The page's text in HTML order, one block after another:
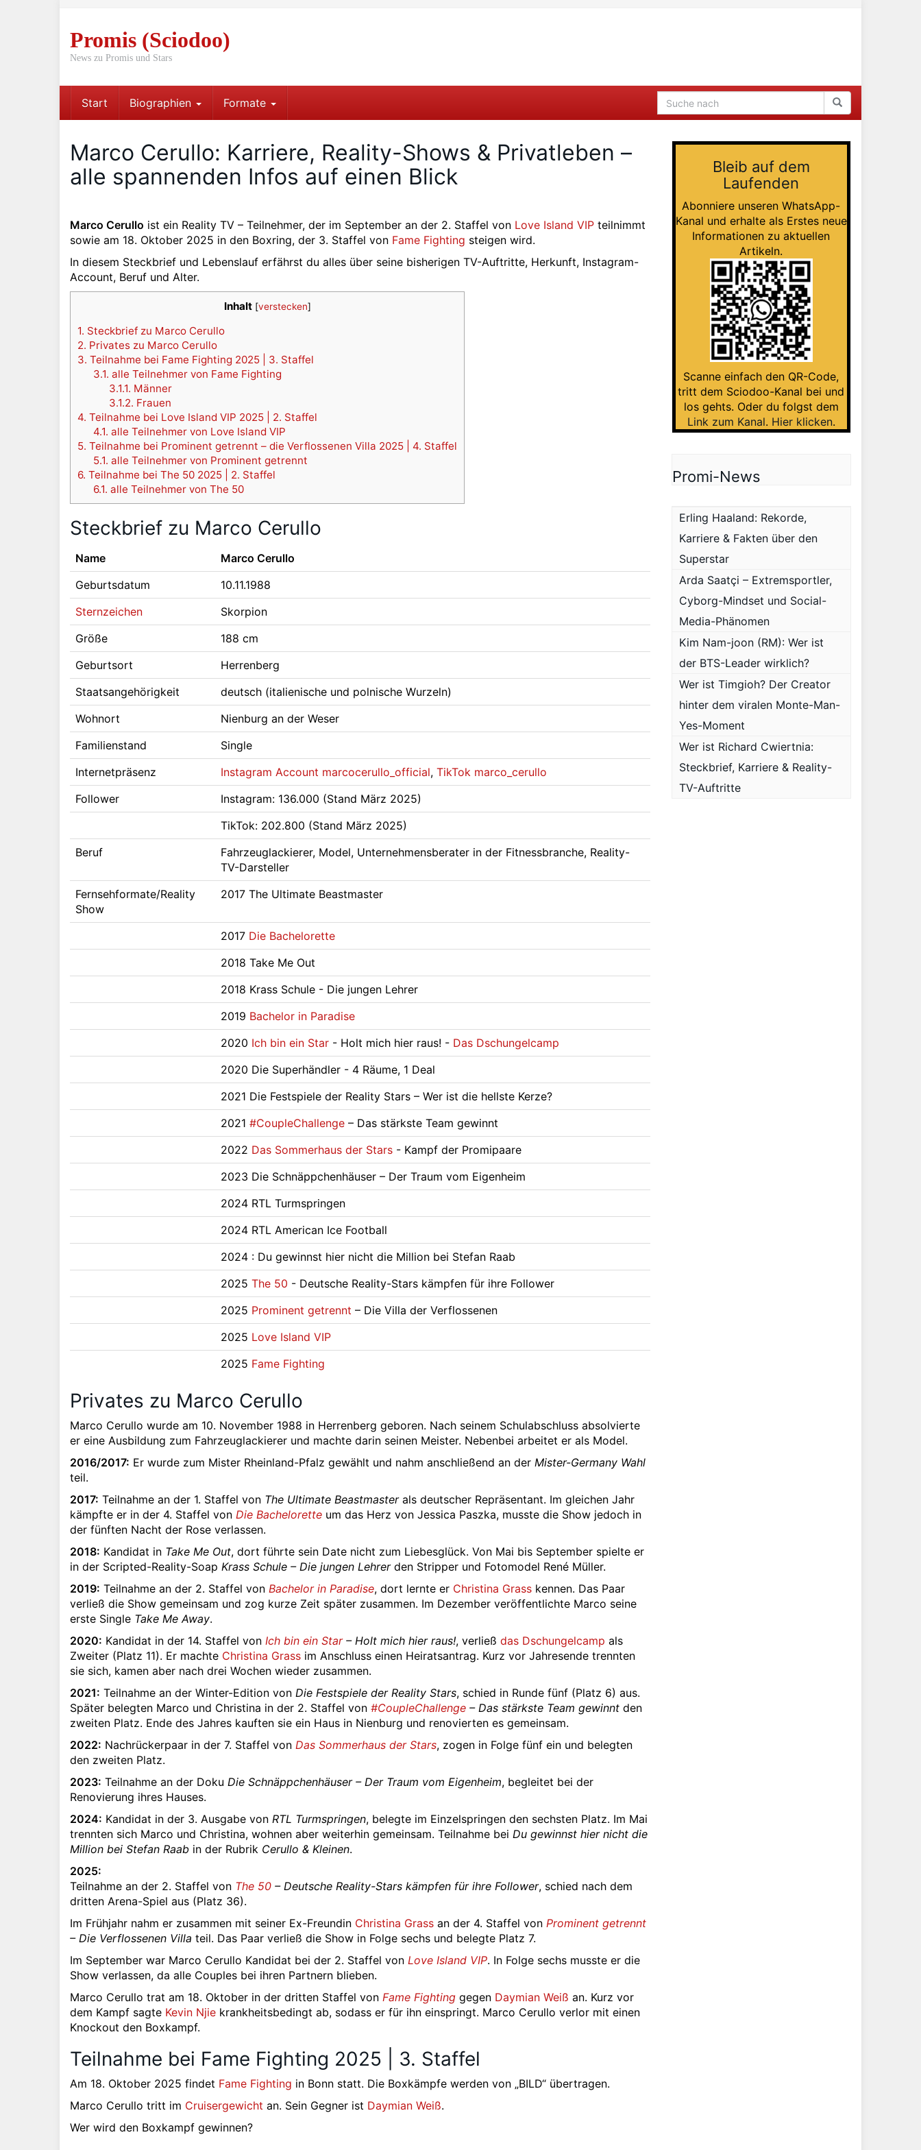
Promis (Sciodoo)
News zu Promis und Stars
Start Biographien Formate
Marco Cerullo: Karriere, Reality-Shows & Privatleben –
alle spannenden Infos auf einen Blick
Marco Cerullo ist ein Reality TV – Teilnehmer, der im September an der 2. Staffel von Love Island VIP teilnimmt
sowie am 18. Oktober 2025 in den Boxring, der 3. Staffel von Fame Fighting steigen wird.
In diesem Steckbrief und Lebenslauf erfährst du alles über seine bisherigen TV-Auftritte, Herkunft, Instagram-
Account, Beruf und Alter.
Inhalt [verstecken]
1. Steckbrief zu Marco Cerullo
2. Privates zu Marco Cerullo
3. Teilnahme bei Fame Fighting 2025 | 3. Staffel
3.1. alle Teilnehmer von Fame Fighting
3.1.1. Männer
3.1.2. Frauen
4. Teilnahme bei Love Island VIP 2025 | 2. Staffel
4.1. alle Teilnehmer von Love Island VIP
5. Teilnahme bei Prominent getrennt – die Verflossenen Villa 2025 | 4. Staffel
5.1. alle Teilnehmer von Prominent getrennt
6. Teilnahme bei The 50 2025 | 2. Staffel
6.1. alle Teilnehmer von The 50
Steckbrief zu Marco Cerullo
Name
Marco Cerullo
Geburtsdatum
10.11.1988
Sternzeichen
Skorpion
Größe
188 cm
Geburtsort
Herrenberg
Staatsangehörigkeit
deutsch (italienische und polnische Wurzeln)
Wohnort
Nienburg an der Weser
Familienstand
Single
Internetpräsenz
Instagram Account marcocerullo_official,TikTok marco_cerullo
Follower
Instagram: 136.000 (Stand März 2025)
TikTok: 202.800 (Stand März 2025)
Beruf
Fahrzeuglackierer, Model, Unternehmensberater in der Fitnessbranche, Reality-
TV-Darsteller
Fernsehformate/Reality
Show
2017 The Ultimate Beastmaster
2017 Die Bachelorette
2018 Take Me Out
2018 Krass Schule - Die jungen Lehrer
2019 Bachelor in Paradise
2020 Ich bin ein Star - Holt mich hier raus! - Das Dschungelcamp
2020 Die Superhändler - 4 Räume, 1 Deal
2021 Die Festspiele der Reality Stars – Wer ist die hellste Kerze?
2021#CoupleChallenge – Das stärkste Team gewinnt
2022 Das Sommerhaus der Stars - Kampf der Promipaare
2023 Die Schnäppchenhäuser – Der Traum vom Eigenheim
2024 RTL Turmspringen
2024 RTL American Ice Football
2024 : Du gewinnst hier nicht die Million bei Stefan Raab
2025The 50 - Deutsche Reality-Stars kämpfen für ihre Follower
2025 Prominent getrennt – Die Villa der Verflossenen
2025 Love Island VIP
2025 Fame Fighting
Privates zu Marco Cerullo
Marco Cerullo wurde am 10. November 1988 in Herrenberg geboren. Nach seinem Schulabschluss absolvierte
er eine Ausbildung zum Fahrzeuglackierer und machte darin seinen Meister. Nebenbei arbeitet er als Model.
2016/2017: Er wurde zum Mister Rheinland-Pfalz gewählt und nahm anschließend an der Mister-Germany Wahl
teil.
2017: Teilnahme an der 1. Staffel von The Ultimate Beastmasterals deutscher Repräsentant. Im gleichen Jahr
kämpfte er in der 4. Staffel von Die Bachelorette um das Herz von Jessica Paszka, musste die Show jedoch in
der fünften Nacht der Rose verlassen.
2018: Kandidat in Take Me Out, dort führte sein Date nicht zum Liebesglück. Von Mai bis September spielte er
in der Scripted-Reality-Soap Krass Schule – Die jungen Lehrerden Stripper und Fotomodel René Müller.
2019: Teilnahme an der 2. Staffel von Bachelor in Paradise, dort lernte er Christina Grass kennen. Das Paar
verließ die Show gemeinsam und zog kurze Zeit später zusammen. Im Dezember veröffentlichte Marco seine
erste Single Take Me Away.
2020: Kandidat in der 14. Staffel von Ich bin ein Star– Holt mich hier raus!, verließ das Dschungelcamp als
Zweiter (Platz 11). Er machte Christina Grass im Anschluss einen Heiratsantrag. Kurz vor Jahresende trennten
sie sich, kamen aber nach drei Wochen wieder zusammen.
2021: Teilnahme an der Winter-Edition von Die Festspiele der Reality Stars, schied in Runde fünf (Platz 6) aus.
Später belegten Marco und Christina in der 2. Staffel von #CoupleChallenge – Das stärkste Team gewinnt den
zweiten Platz. Ende des Jahres kauften sie ein Haus in Nienburg und renovierten es gemeinsam.
2022: Nachrückerpaar in der 7. Staffel von Das Sommerhaus der Stars, zogen in Folge fünf ein und belegten
den zweiten Platz.
2023: Teilnahme an der Doku Die Schnäppchenhäuser – Der Traum vom Eigenheim, begleitet bei der
Renovierung ihres Hauses.
2024: Kandidat in der 3. Ausgabe von RTL Turmspringen, belegte im Einzelspringen den sechsten Platz. Im Mai
trennten sich Marco und Christina, wohnen aber weiterhin gemeinsam. Teilnahme bei Du gewinnst hier nicht die
Million bei Stefan Raab in der Rubrik Cerullo & Kleinen.
2025:
Teilnahme an der 2. Staffel von The 50 – Deutsche Reality-Stars kämpfen für ihre Follower, schied nach dem
dritten Arena-Spiel aus (Platz 36).
Im Frühjahr nahm er zusammen mit seiner Ex-Freundin Christina Grass an der 4. Staffel von Prominent getrennt
– Die Verflossenen Villa teil. Das Paar verließ die Show in Folge sechs und belegte Platz 7.
Im September war Marco Cerullo Kandidat bei der 2. Staffel von Love Island VIP. In Folge sechs musste er die
Show verlassen, da alle Couples bei ihren Partnern blieben.
Marco Cerullo trat am 18. Oktober in der dritten Staffel von Fame Fighting gegen Daymian Weiß an. Kurz vor
dem Kampf sagte Kevin Njie krankheitsbedingt ab, sodass er für ihn einspringt. Marco Cerullo verlor mit einen
Knockout den Boxkampf.
Teilnahme bei Fame Fighting 2025 | 3. Staffel
Am 18. Oktober 2025 findet Fame Fighting in Bonn statt. Die Boxkämpfe werden von „BILD“ übertragen.
Marco Cerullo tritt im Cruisergewicht an. Sein Gegner ist Daymian Weiß.
Wer wird den Boxkampf gewinnen?
Bleib auf dem
Laufenden
Abonniere unseren WhatsApp-
Kanal und erhalte als Erstes neue
Informationen zu aktuellen
Artikeln.
Scanne einfach den QR-Code,
tritt dem Sciodoo-Kanal bei und
los gehts. Oder du folgst dem
Link zum Kanal. Hier klicken.
Promi-News
Erling Haaland: Rekorde,
Karriere & Fakten über den
Superstar
Arda Saatçi – Extremsportler,
Cyborg-Mindset und Social-
Media-Phänomen
Kim Nam-joon (RM): Wer ist
der BTS-Leader wirklich?
Wer ist Timgioh? Der Creator
hinter dem viralen Monte-Man-
Yes-Moment
Wer ist Richard Cwiertnia:
Steckbrief, Karriere & Reality-
TV-Auftritte